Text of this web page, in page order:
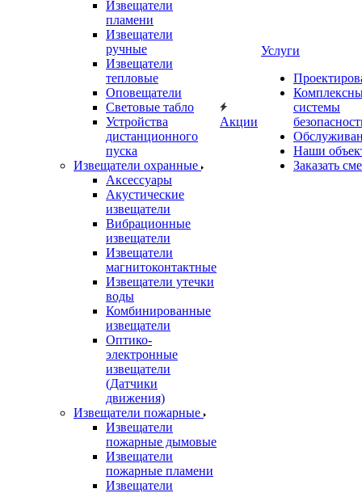
Извещатели
пламени
Извещатели
ручные
Извещатели
тепловые
Оповещатели
Световые табло
Устройства
дистанционного
пуска
Извещатели охранные
Аксессуары
Акустические
извещатели
Вибрационные
извещатели
Извещатели
магнитоконтактные
Извещатели утечки
воды
Комбинированные
извещатели
Оптико-
электронные
извещатели
(Датчики
движения)
Извещатели пожарные
Извещатели
пожарные дымовые
Извещатели
пожарные пламени
Извещатели
Акции
Услуги
системы
Наши
Заказать